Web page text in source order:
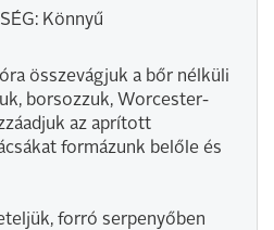
Könnyű
összevágjuk a bőr nélküli
borsozzuk, Worcester-
az aprított
formázunk belőle és
forró serpenyőben